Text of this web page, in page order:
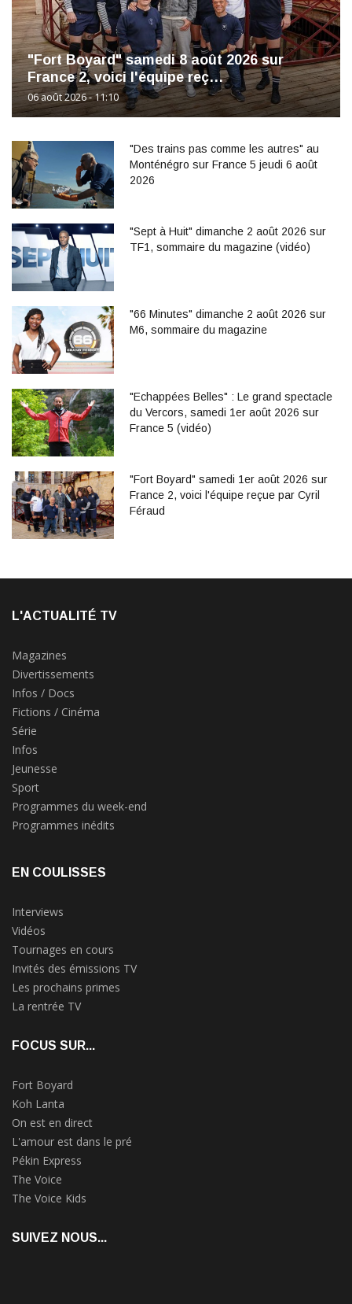
"Fort Boyard" samedi 8 août 2026 sur
France 2, voici l'équipe reç…
06 août 2026 - 11:10
"Des trains pas comme les autres" au
Monténégro sur France 5 jeudi 6 août
2026
"Sept à Huit" dimanche 2 août 2026 sur
TF1, sommaire du magazine (vidéo)
"66 Minutes" dimanche 2 août 2026 sur
M6, sommaire du magazine
"Echappées Belles" : Le grand spectacle
du Vercors, samedi 1er août 2026 sur
France 5 (vidéo)
"Fort Boyard" samedi 1er août 2026 sur
France 2, voici l'équipe reçue par Cyril
Féraud
L'ACTUALITÉ TV
Magazines
Divertissements
Infos / Docs
Fictions / Cinéma
Série
Infos
Jeunesse
Sport
Programmes du week-end
Programmes inédits
EN COULISSES
Interviews
Vidéos
Tournages en cours
Invités des émissions TV
Les prochains primes
La rentrée TV
FOCUS SUR...
Fort Boyard
Koh Lanta
On est en direct
L'amour est dans le pré
Pékin Express
The Voice
The Voice Kids
SUIVEZ NOUS...